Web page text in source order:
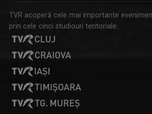
TVR acoperă cele mai importante
prin cele cinci studiouri teritoriale: